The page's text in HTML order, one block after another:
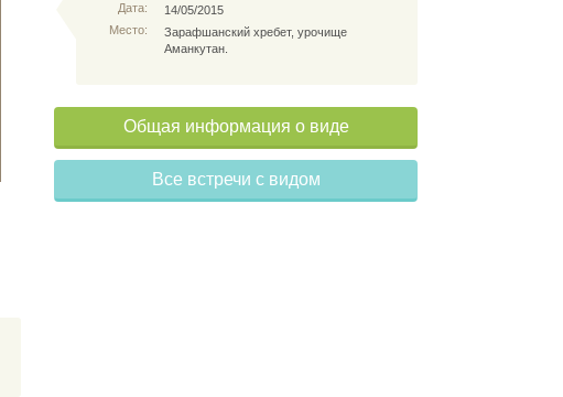
Дата:
Место:
14/05/2015
Зарафшанский хребет, урочище
Аманкутан.
Общая информация о виде
Все встречи с видом